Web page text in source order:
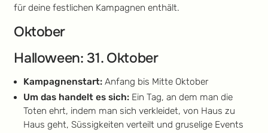
für deine festlichen Kampagnen enthält.
Oktober
Halloween: 31. Oktober
Kampagnenstart:Anfang bis Mitte Oktober
Um das handelt es sich:Ein Tag, an dem man die
Toten ehrt, indem man sich verkleidet, von Haus zu
Haus geht, Süssigkeiten verteilt und gruselige Events